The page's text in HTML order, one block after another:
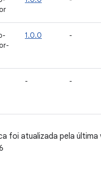
1.0.0 -
- -
foi atualizada pela última